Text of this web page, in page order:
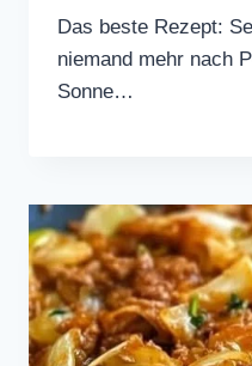
Das beste Rezept:
niemand mehr nach
Sonne…